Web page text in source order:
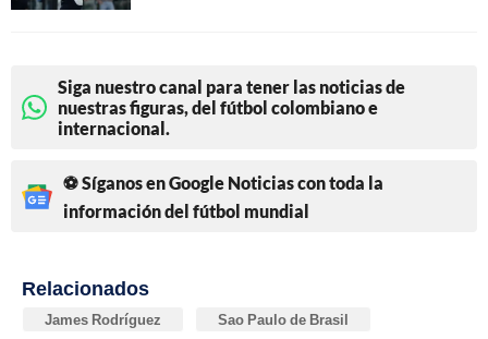
Siga nuestro canal para tener las noticias de
nuestras figuras, del fútbol colombiano e
internacional.
⚽ Síganos en Google Noticias con toda la
información del fútbol mundial
Relacionados
James Rodríguez Sao Paulo de Brasil